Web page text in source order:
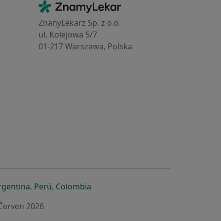
Kontakt
ZnamyLekar - Hlavní stránka
ZnanyLekarz Sp. z o.o.
ul. Kolejowa 5/7
01-217 Warszawa, Polska
záložce
nové záložce
v nové záložce
se otevře v nové záložce
, Perúse otevře v nové záložce
, Colombiase otevře v nové záložce
2026